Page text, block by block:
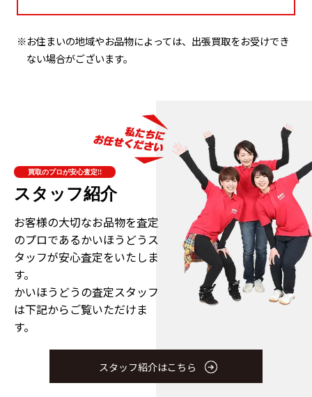
※お住まいの地域やお品物によっては、出張買取をお受けでき
ない場合がございます。
買取のプロが安心査定!!
スタッフ紹介
お客様の大切なお品物を査定
のプロであるかいほうどうス
タッフが安心査定をいたしま
す。
かいほうどうの査定スタッフ
は下記からご覧いただけま
す。
スタッフ紹介はこちら